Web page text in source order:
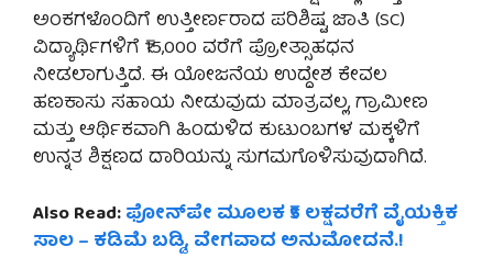
ಅಂಕಗಳೊಂದಿಗೆ ಉತ್ತೀರ್ಣರಾದ ಪರಿಶಿಷ್ಟ ಜಾತಿ (SC)
ವಿದ್ಯಾರ್ಥಿಗಳಿಗೆ ₹15,000 ವರೆಗೆ ಪ್ರೋತ್ಸಾಹಧನ
ನೀಡಲಾಗುತ್ತಿದೆ. ಈ ಯೋಜನೆಯ ಉದ್ದೇಶ ಕೇವಲ
ಹಣಕಾಸು ಸಹಾಯ ನೀಡುವುದು ಮಾತ್ರವಲ್ಲ, ಗ್ರಾಮೀಣ
ಮತ್ತು ಆರ್ಥಿಕವಾಗಿ ಹಿಂದುಳಿದ ಕುಟುಂಬಗಳ ಮಕ್ಕಳಿಗೆ
ಉನ್ನತ ಶಿಕ್ಷಣದ ದಾರಿಯನ್ನು ಸುಗಮಗೊಳಿಸುವುದಾಗಿದೆ.
Also Read:ಫೋನ್‌ಪೇ ಮೂಲಕ ₹5 ಲಕ್ಷವರೆಗೆ ವೈಯಕ್ತಿಕ
ಸಾಲ – ಕಡಿಮೆ ಬಡ್ಡಿ, ವೇಗವಾದ ಅನುಮೋದನೆ.!